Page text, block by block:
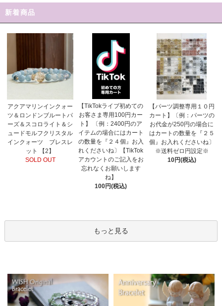
新着商品
アクアマリンインクォー
ツ＆ロンドンブルートパ
ーズ＆スコロライト＆シ
ュードモルフクリスタル
インクォーツ ブレスレ
ット 【2】
SOLD OUT
【TikTokライブ初めての
お客さま専用100円カー
ト】 〔例：2400円のア
イテムの場合にはカート
の数量を『２４個』お入
れくださいね〕【TikTok
アカウントのご記入をお
忘れなくお願いします
ね】
100円(税込)
【パーツ調整専用１０円
カート】〔例：パーツの
お代金が250円の場合に
はカートの数量を『２５
個』お入れくださいね〕
※送料ゼロ円設定※
10円(税込)
もっと見る